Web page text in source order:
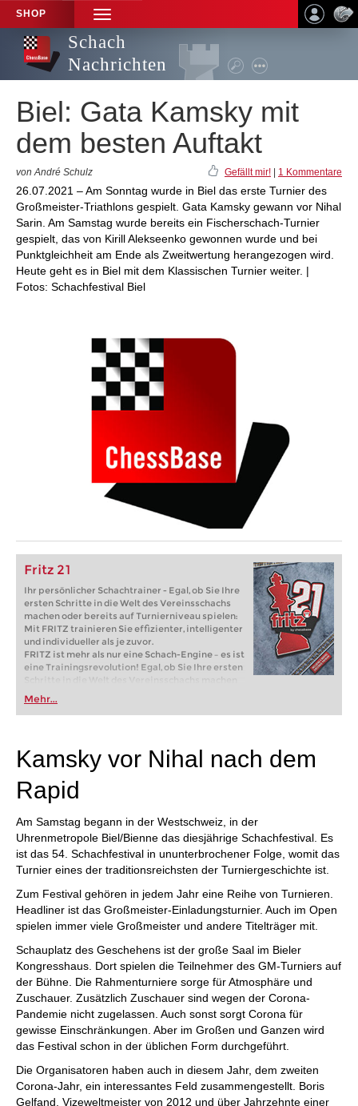
SHOP
TOGGLE
NAVIGATION
Schach
Nachrichten
Biel: Gata Kamsky mit
dem besten Auftakt
von André Schulz Gefällt mir! 1 Kommentare
26.07.2021 – Am Sonntag wurde in Biel das erste Turnier des
Großmeister-Triathlons gespielt. Gata Kamsky gewann vor Nihal
Sarin. Am Samstag wurde bereits ein Fischerschach-Turnier
gespielt, das von Kirill Alekseenko gewonnen wurde und bei
Punktgleichheit am Ende als Zweitwertung herangezogen wird.
Heute geht es in Biel mit dem Klassischen Turnier weiter. |
Fotos: Schachfestival Biel
Fritz 21
Ihr persönlicher Schachtrainer - Egal, ob Sie Ihre
ersten Schritte in die Welt des Vereinsschachs
machen oder bereits auf Turnierniveau spielen:
Mit FRITZ trainieren Sie effizienter, intelligenter
und individueller als je zuvor.
FRITZ ist mehr als nur eine Schach-Engine – es ist
eine Trainingsrevolution! Egal, ob Sie Ihre ersten
Schritte in die Welt des Vereinsschachs machen
oder bereits auf Turnierniveau spielen: Mit
FRITZ trainieren Sie effizienter, intelligenter und
individueller als je zuvor.
Mehr...
Kamsky vor Nihal nach dem
Rapid
Am Samstag begann in der Westschweiz, in der
Uhrenmetropole Biel/Bienne das diesjährige Schachfestival. Es
ist das 54. Schachfestival in ununterbrochener Folge, womit das
Turnier eines der traditionsreichsten der Turniergeschichte ist.
Zum Festival gehören in jedem Jahr eine Reihe von Turnieren.
Headliner ist das Großmeister-Einladungsturnier. Auch im Open
spielen immer viele Großmeister und andere Titelträger mit.
Schauplatz des Geschehens ist der große Saal im Bieler
Kongresshaus. Dort spielen die Teilnehmer des GM-Turniers auf
der Bühne. Die Rahmenturniere sorge für Atmosphäre und
Zuschauer. Zusätzlich Zuschauer sind wegen der Corona-
Pandemie nicht zugelassen. Auch sonst sorgt Corona für
gewisse Einschränkungen. Aber im Großen und Ganzen wird
das Festival schon in der üblichen Form durchgeführt.
Die Organisatoren haben auch in diesem Jahr, dem zweiten
Corona-Jahr, ein interessantes Feld zusammengestellt. Boris
Gelfand, Vizeweltmeister von 2012 und über Jahrzehnte einer